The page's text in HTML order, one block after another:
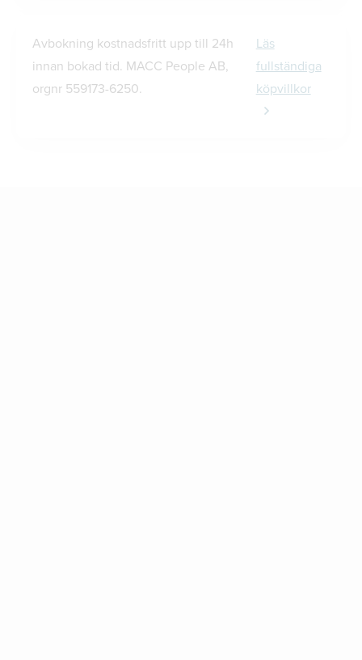
Avbokning kostnadsfritt upp till 24h
innan bokad tid. MACC People AB,
orgnr 559173-6250.
Läs
fullständiga
köpvillkor